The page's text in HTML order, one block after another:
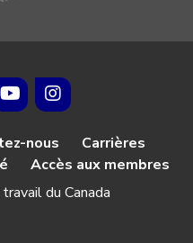
nous
Carrières
Accès aux membres
du Canada